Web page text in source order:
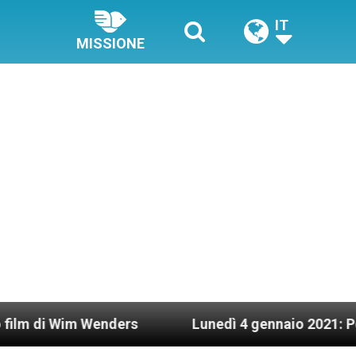
MISSIONE
IT
Wenders Lunedì 4 gennaio 2021: Possesso